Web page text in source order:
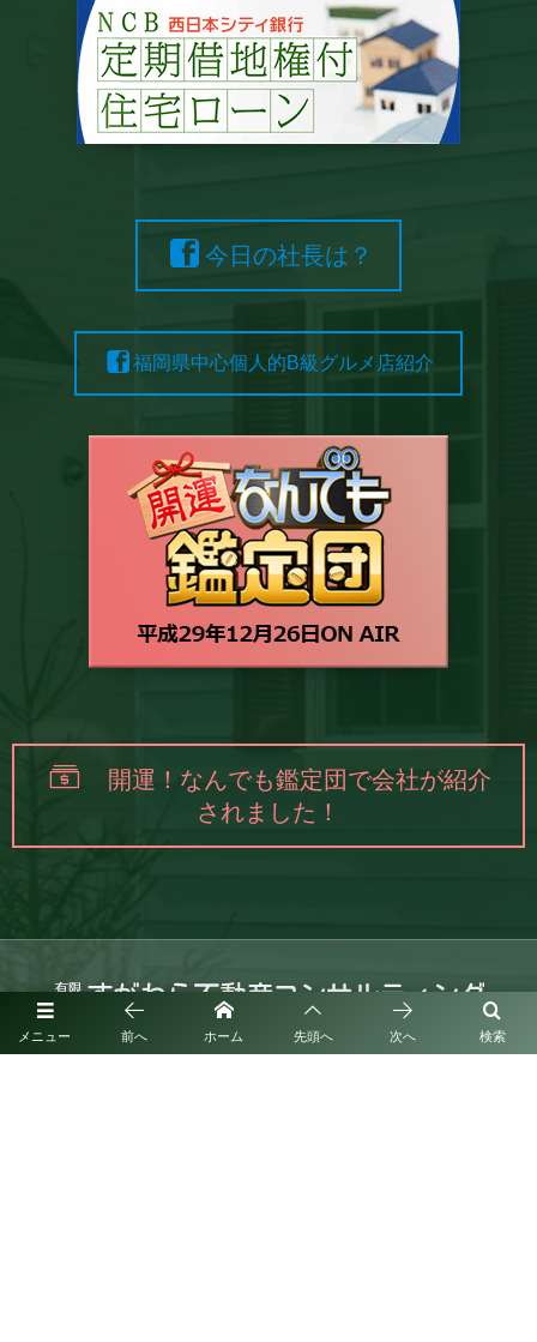
メニュー 検索
前へ ホーム 先頭へ 次へ
今日の社長は？
福岡県中心個人的B級グルメ店紹介
開運！なんでも鑑定団で会社が紹介
されました！
福岡県筑紫野市紫1丁目3番24-209号